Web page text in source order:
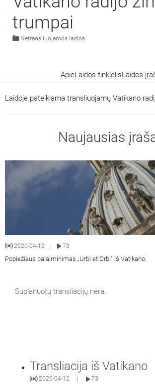
trumpai
Netransliuojamos laidos
ApieLaidos tinklelisLaidos
Laidoje pateikiama transliuojamų Vatikano
Naujausias
2020-04-12 | 73
Popiežiaus palaiminimas „Urbi et Orbi" iš Vatikano.
Suplanuotų transliacijų nėra.
Transliacija iš Vatikano
2020-04-12 73